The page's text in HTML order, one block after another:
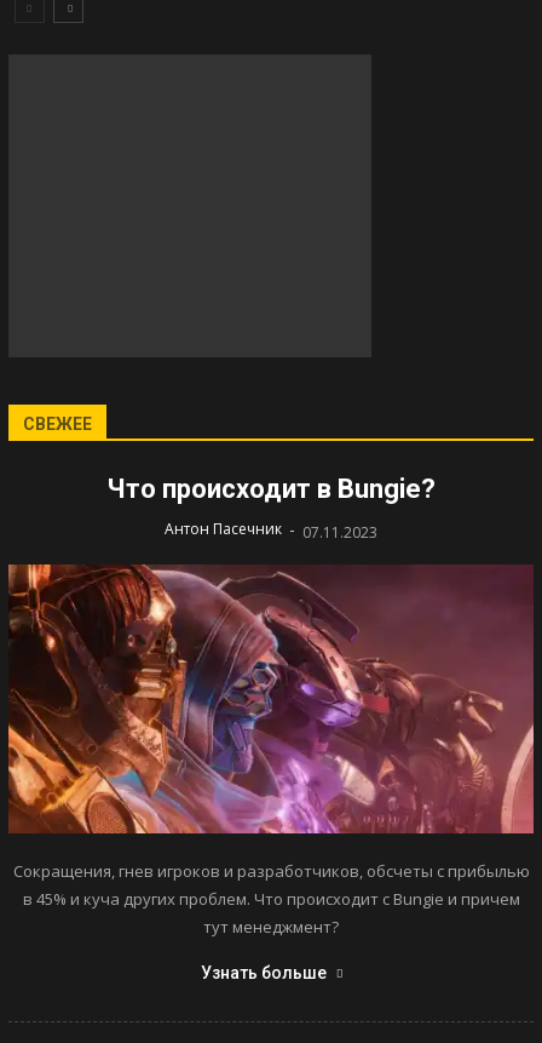
СВЕЖЕЕ
Что происходит в Bungie?
Антон Пасечник - 07.11.2023
Сокращения, гнев игроков и разработчиков, обсчеты с прибылью
в 45% и куча других проблем. Что происходит с Bungie и причем
тут менеджмент?
Узнать больше